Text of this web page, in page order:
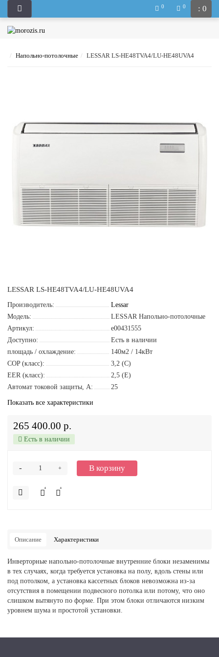
: 0
0 0
Напольно-потолочные LESSAR LS-HE48TVA4/LU-HE48UVA4
LESSAR LS-HE48TVA4/LU-HE48UVA4
Производитель:
Lessar
Модель:
LESSAR Напольно-потолочные
Артикул:
e00431555
Доступно:
Есть в наличии
площадь / охлаждение:
140м2 / 14кВт
COP (класс):
3,2 (C)
EER (класс):
2,5 (E)
Автомат токовой защиты, A:
25
Показать все характеристики
265 400.00 р.
Есть в наличии
+
- В корзину
Описание Характеристики
Инверторные напольно-потолочные внутренние блоки незаменимы
в тех случаях, когда требуется установка на полу, вдоль стены или
под потолком, а установка кассетных блоков невозможна из-за
отсутствия в помещении подвесного потолка или потому, что оно
слишком вытянуто по форме. При этом блоки отличаются низким
уровнем шума и простотой установки.